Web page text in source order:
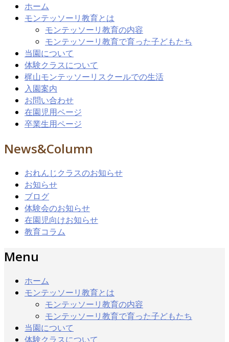
ホーム
モンテッソーリ教育とは
モンテッソーリ教育の内容
モンテッソーリ教育で育った子どもたち
当園について
体験クラスについて
梶山モンテッソーリスクールでの生活
入園案内
お問い合わせ
在園児用ページ
卒業生用ページ
News&Column
おれんじクラスのお知らせ
お知らせ
ブログ
体験会のお知らせ
在園児向けお知らせ
教育コラム
Menu
ホーム
モンテッソーリ教育とは
モンテッソーリ教育の内容
モンテッソーリ教育で育った子どもたち
当園について
体験クラスについて